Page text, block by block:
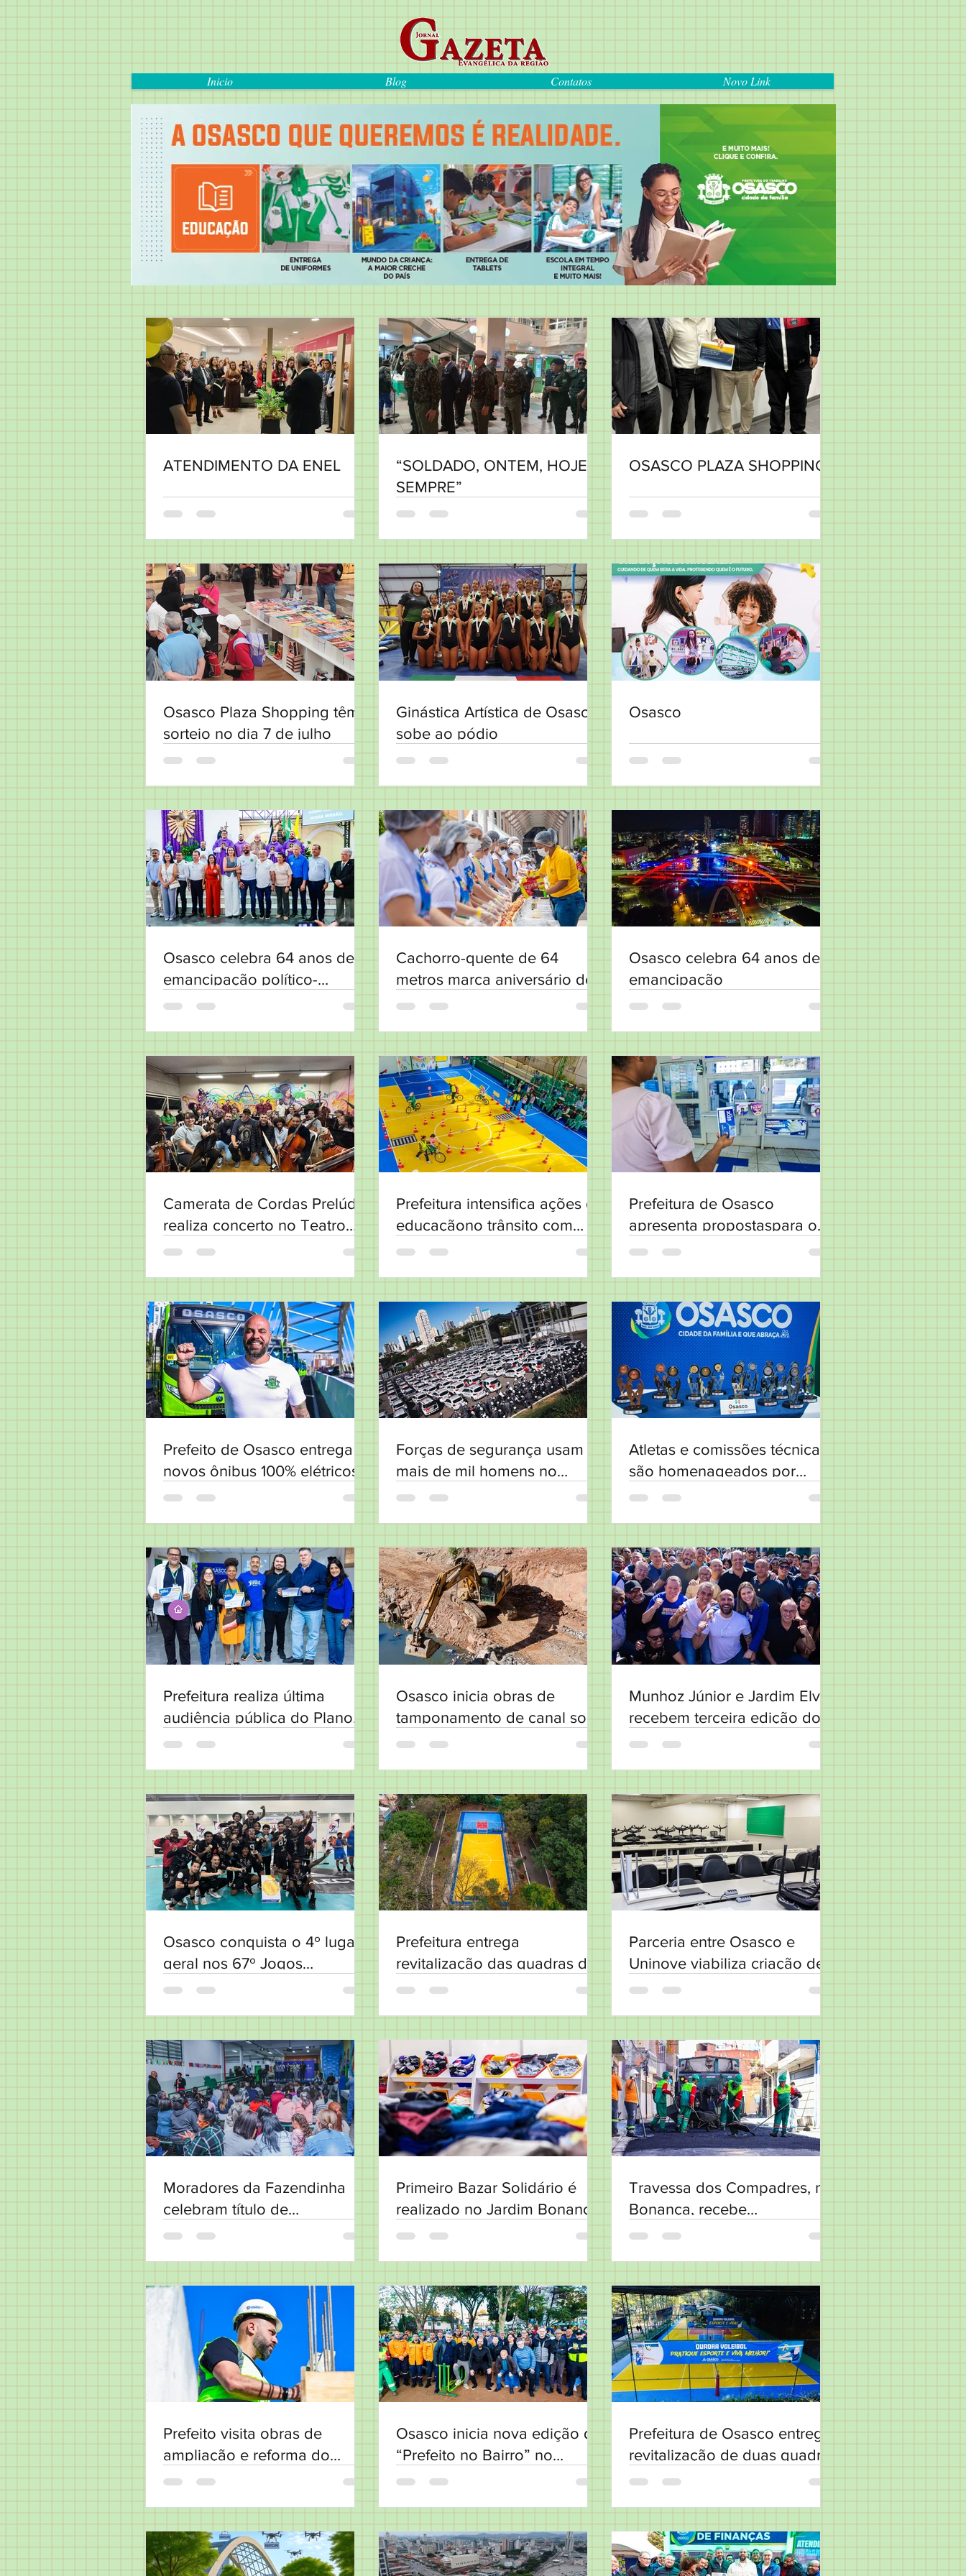
Inicio Blog Contatos Novo Link
ATENDIMENTO DA ENEL
“SOLDADO, ONTEM, HOJE E
SEMPRE”
OSASCO PLAZA SHOPPING
Osasco Plaza Shopping têm
sorteio no dia 7 de julho
Ginástica Artística de Osasco
sobe ao pódio
Osasco
Osasco celebra 64 anos de
emancipação político-
administrativa
Cachorro-quente de 64
metros marca aniversário de
Osasco
Osasco celebra 64 anos de
emancipação
Camerata de Cordas Prelúdio
realiza concerto no Teatro
Municipal de Osasco
Prefeitura intensifica ações de
educaçãono trânsito com
alunos da rede municipal
Prefeitura de Osasco
apresenta propostaspara o
IPTU 2026 e convida
Prefeito de Osasco entrega 10
novos ônibus 100% elétricos
Forças de segurança usam
mais de mil homens no
combate ao vandalismo a
Atletas e comissões técnicas
são homenageados por
participação nos Jogos
Prefeitura realiza última
audiência pública do Plano
Plurianual 2026-2029
Osasco inicia obras de
tamponamento de canal sob
viaduto da rodovia Castello
Munhoz Júnior e Jardim Elvira
recebem terceira edição do
Prefeito no Bairro
Osasco conquista o 4º lugar
geral nos 67º Jogos
Regionais
Prefeitura entrega
revitalização das quadras do
Parque da Fito
Parceria entre Osasco e
Uninove viabiliza criação de
Centro de Especialidades no
Moradores da Fazendinha
celebram título de
regularização Fundiária
Primeiro Bazar Solidário é
realizado no Jardim Bonança
Travessa dos Compadres, no
Bonança, recebe
pavimentação asfáltica
Prefeito visita obras de
ampliação e reforma do
Pronto-Socorro André Sacco,
Osasco inicia nova edição do
“Prefeito no Bairro” no
Munhoz Júnior e Jardim Elvira
Prefeitura de Osasco entrega
revitalização de duas quadras
no Parque Chico Mendes